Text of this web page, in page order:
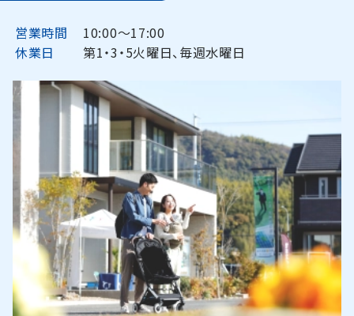
営業時間
10:00〜17:00
休業日
第1・3・5火曜日、毎週水曜日